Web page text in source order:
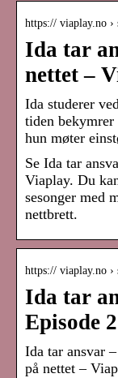
https:// viaplay.no ›
Ida tar
nettet –
Ida studerer
tiden bekymrer
hun møter
Se Ida tar
Viaplay. Du
sesonger med
nettbrett.
https:// viaplay.no ›
Ida tar
Episode
Ida tar ansvar
på nettet –